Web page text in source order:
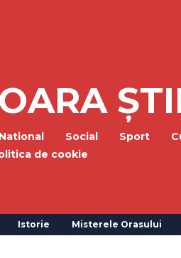
National Social Sport
de cookie
Istorie Misterele Orasului